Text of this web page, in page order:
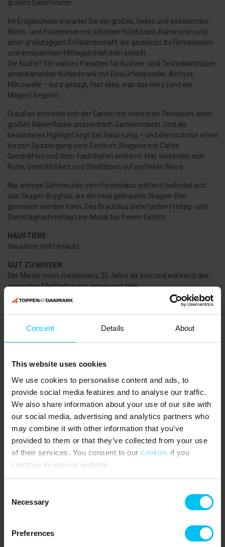
Consent Details About
This website uses cookies
We use cookies to personalise content and ads, to
provide social media features and to analyse our traffic.
We also share information about your use of our site with
our social media, advertising and analytics partners who
may combine it with other information that you’ve
provided to them or that they’ve collected from your use
of their services. You consent to our cookies if you
continue to use our website.
Selection
Necessary
Preferences
großen Dachfenster.
Im Erdgeschoss erwartet Sie ein großes, helles und einladendes
Wohn- und Esszimmer mit schönen Holzböden, Kaminofen und
einer großzügigen Sofalandschaft, die geradezu zu Filmabenden
und entspannten Mittagsschläfchen einlädt.
Die Küche? Ein wahres Paradies für Küchen- und Technikliebhaber:
amerikanischer Kühlschrank mit Eiswürfelspender, Airfryer,
Mikrowelle – kurz gesagt, fast alles, was das Herz (und der
Magen) begehrt.
Draußen erstreckt sich der Garten mit mehreren Terrassen, einer
großen Rasenfläche und reichlich Gartenmöbeln. Und als
besonderes Highlight liegt das Haus ruhig – und dennoch nur einen
kurzen Spaziergang vom Zentrum Skagens mit Cafés,
Geschäften und dem Yachthafen entfernt. Hier verbinden sich
Ruhe, Gemütlichkeit und Stadtleben auf perfekte Weise.
Nur wenige Gehminuten vom Ferienhaus entfernt befindet sich
das Skagen Bryghus, wo ein lokal gebrautes Skagen-Bier
genossen werden kann. Das Brauhaus bietet jeden Freitag- und
Samstagnachmittag Live-Musik bei freiem Eintritt.
HAUSTIERE:
Haustiere nicht erlaubt.
GUT ZU WISSEN:
Der Mieter muss mindestens 25 Jahre alt sein und während des
gesamten Mietzeitraums anwesend sein.
2 Parkplätze im Carport.
1 Schlafzimmer mit Doppelbett (180 × 200 cm)
1 Schlafzimmer mit 3/4-Bett (140 × 200 cm)
1 Schlafzimmer mit 2 Einzelbetten (je 90 × 200 cm)
Das Obergeschoss ist mit Dachschrägen ausgestattet.
NÄCHSTE EINKAUFSMÖGLICHKEIT:
Supermärkte 1 km.
ÖFFENTLICHE VERKEHRSMITTEL:
Haltepunkt Frederikshavnsvej, 1.400 Meter.
Das sagen andere Urlauber